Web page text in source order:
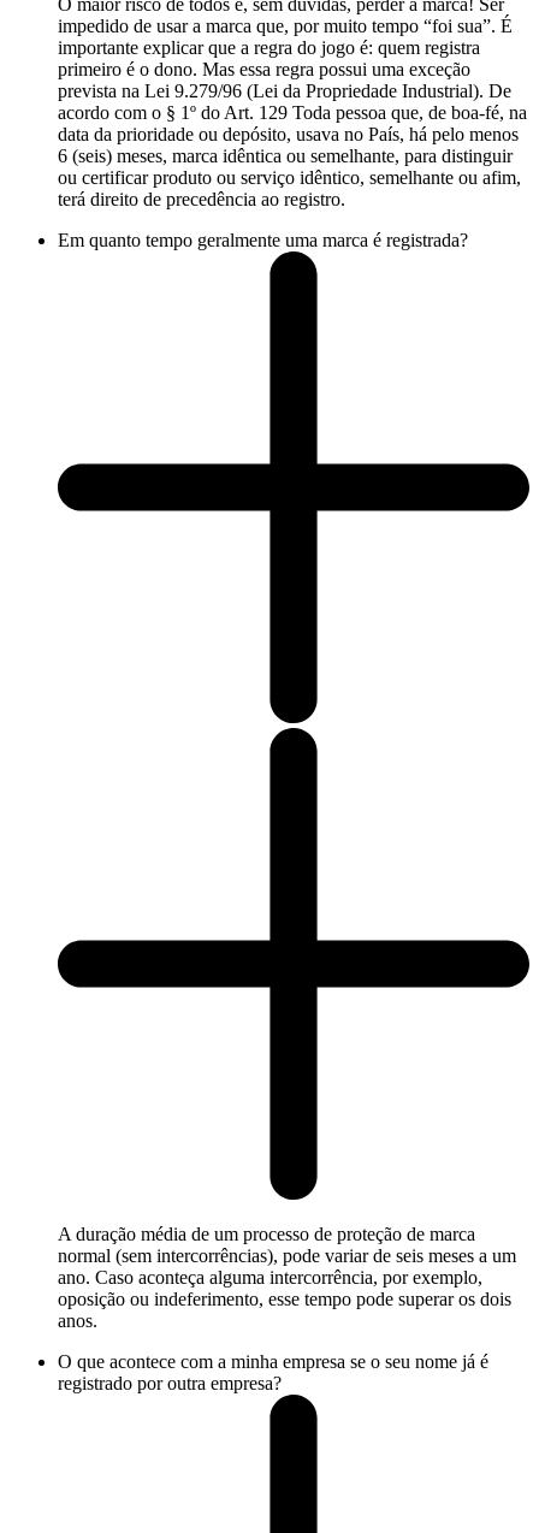
O maior risco de todos é, sem dúvidas, perder a marca! Ser
impedido de usar a marca que, por muito tempo “foi sua”. É
importante explicar que a regra do jogo é: quem registra
primeiro é o dono. Mas essa regra possui uma exceção
prevista na Lei 9.279/96 (Lei da Propriedade Industrial). De
acordo com o § 1º do Art. 129 Toda pessoa que, de boa-fé, na
data da prioridade ou depósito, usava no País, há pelo menos
6 (seis) meses, marca idêntica ou semelhante, para distinguir
ou certificar produto ou serviço idêntico, semelhante ou afim,
terá direito de precedência ao registro.
Em quanto tempo geralmente uma marca é registrada?
A duração média de um processo de proteção de marca
normal (sem intercorrências), pode variar de seis meses a um
ano. Caso aconteça alguma intercorrência, por exemplo,
oposição ou indeferimento, esse tempo pode superar os dois
anos.
O que acontece com a minha empresa se o seu nome já é
registrado por outra empresa?